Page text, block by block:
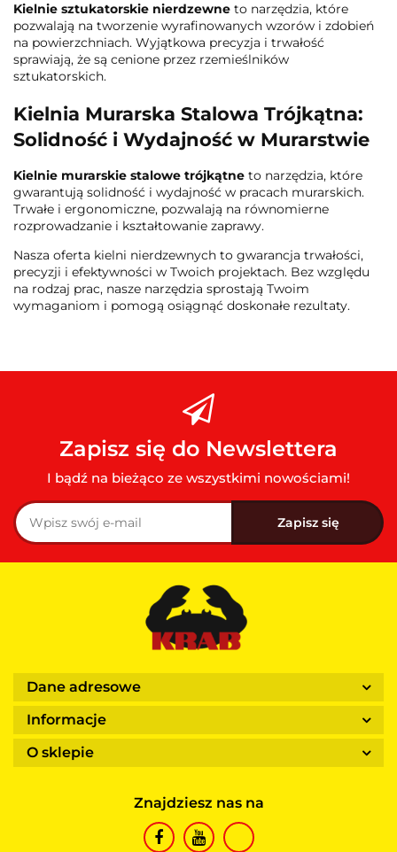
Kielnie sztukatorskie nierdzewne to narzędzia, które
pozwalają na tworzenie wyrafinowanych wzorów i zdobień
na powierzchniach. Wyjątkowa precyzja i trwałość
sprawiają, że są cenione przez rzemieślników
sztukatorskich.
Kielnia Murarska Stalowa Trójkątna:
Solidność i Wydajność w Murarstwie
Kielnie murarskie stalowe trójkątne to narzędzia, które
gwarantują solidność i wydajność w pracach murarskich.
Trwałe i ergonomiczne, pozwalają na równomierne
rozprowadzanie i kształtowanie zaprawy.
Nasza oferta kielni nierdzewnych to gwarancja trwałości,
precyzji i efektywności w Twoich projektach. Bez względu
na rodzaj prac, nasze narzędzia sprostają Twoim
wymaganiom i pomogą osiągnąć doskonałe rezultaty.
Zapisz się do Newslettera
I bądź na bieżąco ze wszystkimi nowościami!
Dane adresowe
Informacje
O sklepie
Znajdziesz nas na